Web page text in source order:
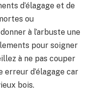
d’élagage et de
ou
à l’arbuste une
pour soigner
à ne pas couper
erreur d’élagage car
bois.